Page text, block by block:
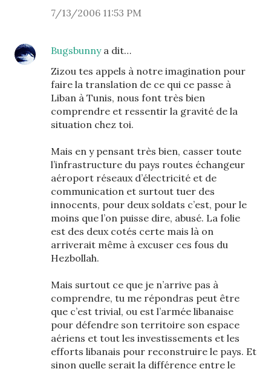
7/13/2006 11:53 PM
Bugsbunnya dit…
Zizou tes appels à notre imagination pour
faire la translation de ce qui ce passe à
Liban à Tunis, nous font très bien
comprendre et ressentir la gravité de la
situation chez toi.
Mais en y pensant très bien, casser toute
l’infrastructure du pays routes échangeur
aéroport réseaux d’électricité et de
communication et surtout tuer des
innocents, pour deux soldats c’est, pour le
moins que l’on puisse dire, abusé. La folie
est des deux cotés certe mais là on
arriverait même à excuser ces fous du
Hezbollah.
Mais surtout ce que je n’arrive pas à
comprendre, tu me répondras peut être
que c’est trivial, ou est l’armée libanaise
pour défendre son territoire son espace
aériens et tout les investissements et les
efforts libanais pour reconstruire le pays. Et
sinon quelle serait la différence entre le